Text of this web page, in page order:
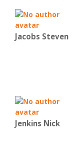
Jacobs Steven
Jenkins Nick